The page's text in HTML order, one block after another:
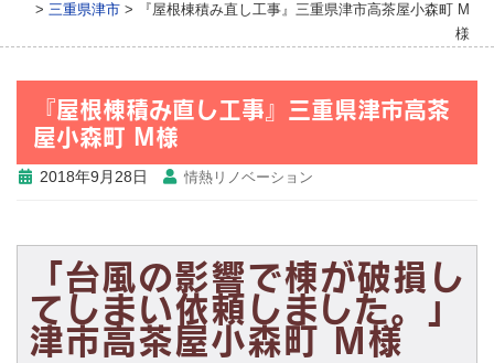
> 三重県津市>
『屋根棟積み直し工事』三重県津市高茶屋小森町 M
様
『屋根棟積み直し工事』三重県津市高茶
屋小森町 M様
2018年9月28日 情熱リノベーション
「台風の影響で棟が破損し
てしまい依頼しました。」
津市高茶屋小森町 M様